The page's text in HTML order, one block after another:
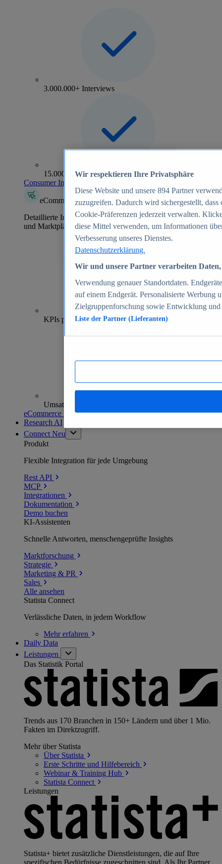
3.000.000+ Interviews
15.000+ Marken
Consumer Insights entdecken
eCommerce Insights
Detaillierte Informationen zu mehr als 39.000 Online-Shops
und Marktplätzen
70+
KPIs pro Shop
Umsatzanalysen und -prognosen
eCommerce Insights entdecken
Research AI
Connect Neu
Produkt
Flexible Integration für jede Umgebung
Rest API
MCP
Integrationen
Dokumentation
Demo buchen
KI-Assistenten
Schnelle Antworten, menschengeprüfte Insights
Marktforschung
Strategie
Marketing & PR
Sales
Alle ansehen
Statista Connect
Verlässliche Daten, in jedem Workflow
Mehrerfahren
Daily Data
Leistungen
Das Statistik Portal
Trends aus 170 Branchen in 150+ Ländern und über 1 Mio.
Fakten im Direktzugriff.
Mehr über Statista
Über Statista
Erste Schritte und Hilfebereich
Webinar & Training Hub
Statista Connect
Leistungen
Statista+ bietet zusätzliche Dienstleistungen, die auf Ihre
spezifischen Bedürfnisse zugeschnitten sind. Als Ihr Partner
Wir respektieren Ihre Privatsphäre
Diese Website und unsere 894 Partner
zuzugreifen. Dadurch wird sichergestellt,
Cookie-Präferenzen jederzeit verwalten.
diese Mittel verwenden, um Informationen
Verbesserung unseres Dienstes.
Datenschutzerklärung.
Wir und unsere Partner verarbeiten
Verwendung genauer Standortdaten.
auf einem Endgerät. Personalisierte Werbung
Zielgruppenforschung sowie Entwicklung
Liste der Partner (Lieferanten)